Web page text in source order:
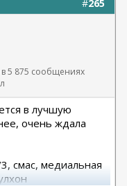
#265
5 875 сообщениях
в лучшую
очень ждала
смас, медиальная